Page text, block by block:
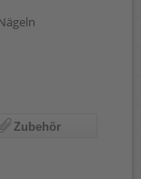
Zubehör